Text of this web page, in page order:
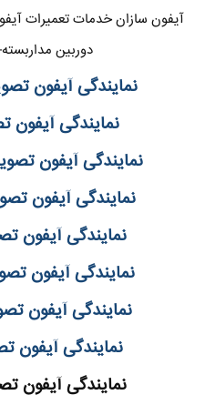
آیفون سازان خدمات تعمیرات
دوربین
نمایندگی آیفون
نمایندگی آیفون
نمایندگی آیفون
نمایندگی آیفون
نمایندگی آیفون
نمایندگی آیفون
نمایندگی آیفون
نمایندگی آیفون
نمایندگی آیفون